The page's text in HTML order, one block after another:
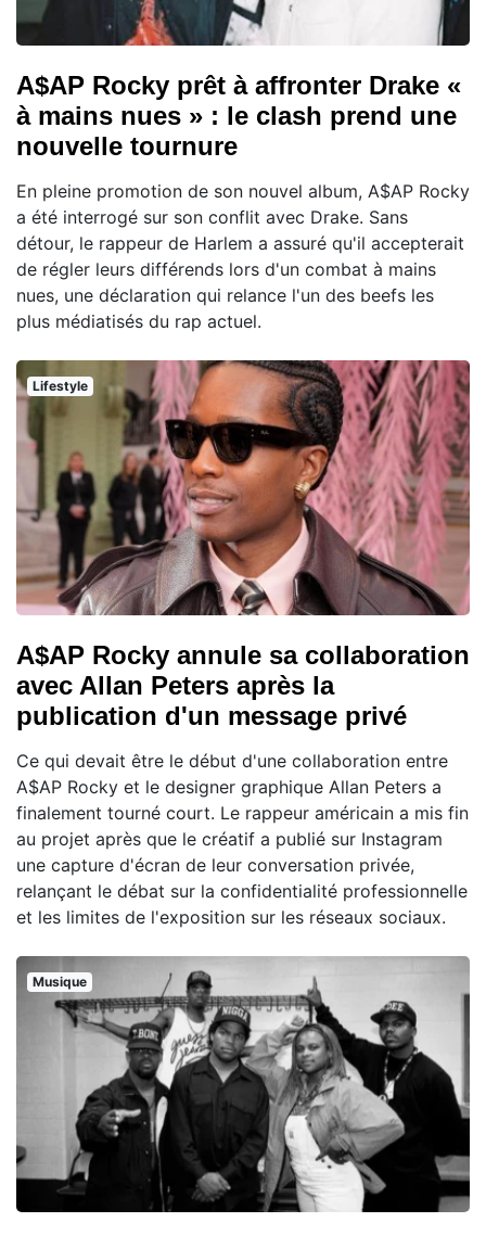
A$AP Rocky prêt à affronter Drake «
à mains nues » : le clash prend une
nouvelle tournure
En pleine promotion de son nouvel album, A$AP Rocky
a été interrogé sur son conflit avec Drake. Sans
détour, le rappeur de Harlem a assuré qu'il accepterait
de régler leurs différends lors d'un combat à mains
nues, une déclaration qui relance l'un des beefs les
plus médiatisés du rap actuel.
Lifestyle
A$AP Rocky annule sa collaboration
avec Allan Peters après la
publication d'un message privé
Ce qui devait être le début d'une collaboration entre
A$AP Rocky et le designer graphique Allan Peters a
finalement tourné court. Le rappeur américain a mis fin
au projet après que le créatif a publié sur Instagram
une capture d'écran de leur conversation privée,
relançant le débat sur la confidentialité professionnelle
et les limites de l'exposition sur les réseaux sociaux.
Musique